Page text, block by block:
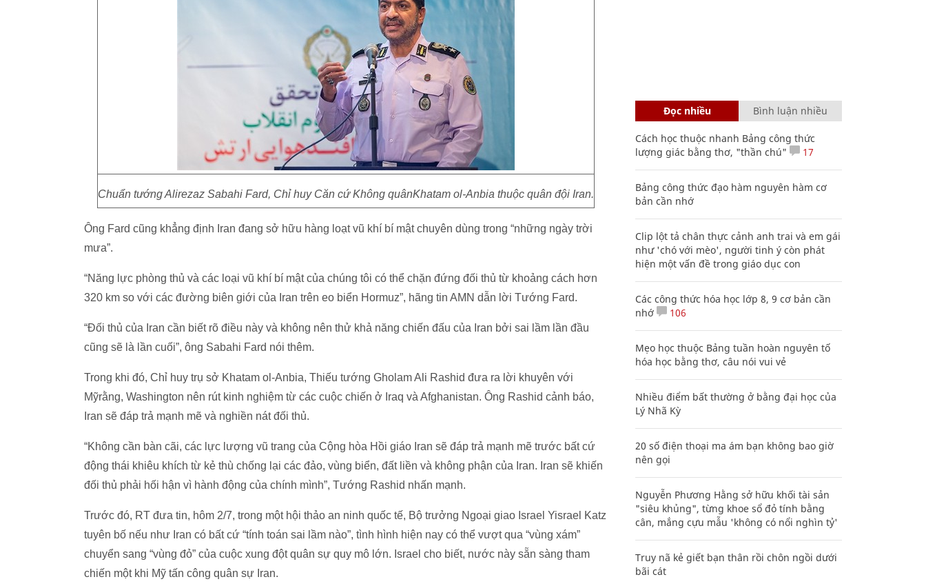
Chuẩn tướng Alirezaz Sabahi Fard, Chỉ huy Căn cứ Không quânKhatam ol-Anbia thuộc quân đội Iran.
Ông Fard cũng khẳng định Iran đang sở hữu hàng loạt vũ khí bí mật chuyên dùng trong “những ngày trời
mưa”.
“Năng lực phòng thủ và các loại vũ khí bí mật của chúng tôi có thể chặn đứng đối thủ từ khoảng cách hơn
320 km so với các đường biên giới của Iran trên eo biển Hormuz”, hãng tin AMN dẫn lời Tướng Fard.
“Đối thủ của Iran cần biết rõ điều này và không nên thử khả năng chiến đấu của Iran bởi sai lầm lần đầu
cũng sẽ là lần cuối”, ông Sabahi Fard nói thêm.
Trong khi đó, Chỉ huy trụ sở Khatam ol-Anbia, Thiếu tướng Gholam Ali Rashid đưa ra lời khuyên với
Mỹrằng, Washington nên rút kinh nghiệm từ các cuộc chiến ở Iraq và Afghanistan. Ông Rashid cảnh báo,
Iran sẽ đáp trả mạnh mẽ và nghiền nát đối thủ.
“Không cần bàn cãi, các lực lượng vũ trang của Cộng hòa Hồi giáo Iran sẽ đáp trả mạnh mẽ trước bất cứ
động thái khiêu khích từ kẻ thù chống lại các đảo, vùng biển, đất liền và không phận của Iran. Iran sẽ khiến
đối thủ phải hối hận vì hành động của chính mình”, Tướng Rashid nhấn mạnh.
Trước đó, RT đưa tin, hôm 2/7, trong một hội thảo an ninh quốc tế, Bộ trưởng Ngoại giao Israel Yisrael Katz
tuyên bố nếu như Iran có bất cứ “tính toán sai lầm nào”, tình hình hiện nay có thể vượt qua “vùng xám”
chuyển sang “vùng đỏ” của cuộc xung đột quân sự quy mô lớn. Israel cho biết, nước này sẵn sàng tham
chiến một khi Mỹ tấn công quân sự Iran.
Đọc nhiều Bình luận nhiều
Cách học thuộc nhanh Bảng công thức
lượng giác bằng thơ, "thần chú"
17
Bảng công thức đạo hàm nguyên hàm cơ
bản cần nhớ
Clip lột tả chân thực cảnh anh trai và em gái
như 'chó với mèo', người tinh ý còn phát
hiện một vấn đề trong giáo dục con
Các công thức hóa học lớp 8, 9 cơ bản cần
nhớ
106
Mẹo học thuộc Bảng tuần hoàn nguyên tố
hóa học bằng thơ, câu nói vui vẻ
Nhiều điểm bất thường ở bằng đại học của
Lý Nhã Kỳ
20 số điện thoại ma ám bạn không bao giờ
nên gọi
Nguyễn Phương Hằng sở hữu khối tài sản
"siêu khủng", từng khoe sổ đỏ tính bằng
cân, mắng cựu mẫu 'không có nổi nghìn tỷ'
Truy nã kẻ giết bạn thân rồi chôn ngồi dưới
bãi cát